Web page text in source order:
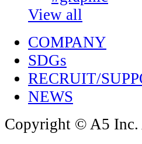
View all
COMPANY
SDGs
RECRUIT/
NEWS
Copyright © A5 Inc.